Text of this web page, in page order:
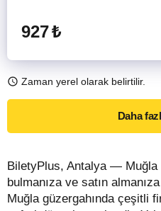
927₺
Zaman yerel olarak belirtilir.
Daha
BiletyPlus, Antalya — Muğla
bulmanıza ve satın
Muğla güzergahında çeşitli